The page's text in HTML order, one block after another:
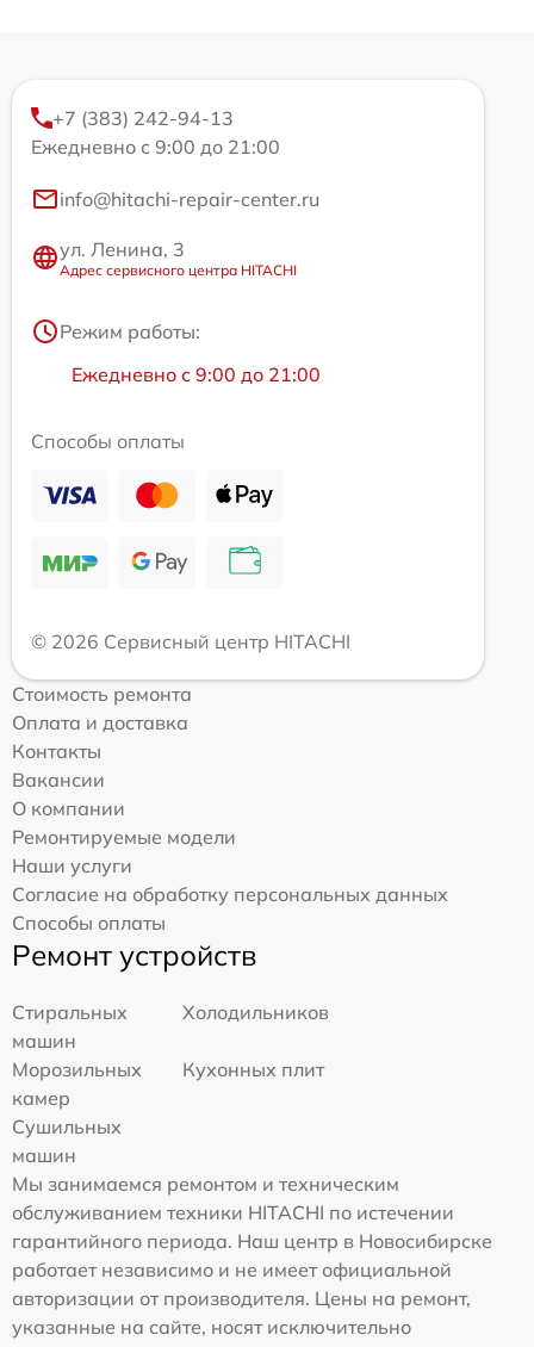
+7 (383) 242-94-13
Ежедневно с 9:00 до 21:00
info@hitachi-repair-center.ru
ул. Ленина, 3
Адрес сервисного центра HITACHI
Режим работы:
Ежедневно с 9:00 до 21:00
Способы оплаты
© 2026 Сервисный центр HITACHI
Стоимость ремонта
Оплата и доставка
Контакты
Вакансии
О компании
Ремонтируемые модели
Наши услуги
Согласие на обработку персональных данных
Способы оплаты
Ремонт устройств
Стиральных
машин
Холодильников
Морозильных
камер
Кухонных плит
Сушильных
машин
Мы занимаемся ремонтом и техническим
обслуживанием техники HITACHI по истечении
гарантийного периода. Наш центр в Новосибирске
работает независимо и не имеет официальной
авторизации от производителя. Цены на ремонт,
указанные на сайте, носят исключительно